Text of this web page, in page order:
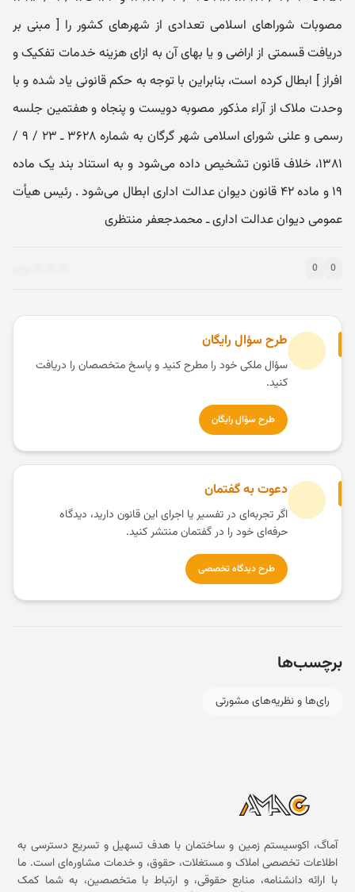
0
0
طرح سؤال رایگان
سؤال ملکی خود را مطرح کنید و پاسخ متخصصان را دریافت
کنید.
طرح سؤال رایگان
دعوت به گفتمان
اگر تجربه‌ای در تفسیر یا اجرای این قانون دارید، دیدگاه
حرفه‌ای خود را در گفتمان منتشر کنید.
طرح دیدگاه تخصصی
برچسب‌ها
رای‌ها و نظریه‌های مشورتی
آماگ، اکوسیستم زمین و ساختمان با هدف تسهیل و تسریع دسترسی به
اطلاعات تخصصی املاک و مستغلات، حقوق، و خدمات مشاوره‌ای است. ما
با ارائه دانشنامه، منابع حقوقی، و ارتباط با متخصصین، به شما کمک